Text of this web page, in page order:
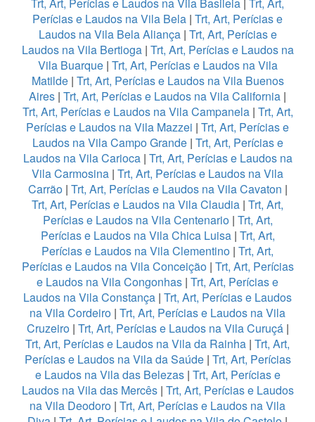
Trt, Art, Perícias e Laudos na Vila Basileia | Trt, Art,
Perícias e Laudos na Vila Bela | Trt, Art, Perícias e
Laudos na Vila Bela Aliança| Trt, Art, Perícias e
Laudos na Vila Bertioga| Trt, Art, Perícias e Laudos na
Vila Buarque| Trt, Art, Perícias e Laudos na Vila
Matilde| Trt, Art, Perícias e Laudos na Vila Buenos
Aires | Trt, Art, Perícias e Laudos na Vila California |
Trt, Art, Perícias e Laudos na Vila Campanela| Trt, Art,
Perícias e Laudos na Vila Mazzei | Trt, Art, Perícias e
Laudos na Vila Campo Grande| Trt, Art, Perícias e
Laudos na Vila Carioca| Trt, Art, Perícias e Laudos na
Vila Carmosina | Trt, Art, Perícias e Laudos na Vila
Carrão| Trt, Art, Perícias e Laudos na Vila Cavaton |
Trt, Art, Perícias e Laudos na Vila Claudia | Trt, Art,
Perícias e Laudos na Vila Centenario| Trt, Art,
Perícias e Laudos na Vila Chica Luisa | Trt, Art,
Perícias e Laudos na Vila Clementino | Trt, Art,
Perícias e Laudos na Vila Conceição| Trt, Art, Perícias
e Laudos na Vila Congonhas | Trt, Art, Perícias e
Laudos na Vila Constança | Trt, Art, Perícias e Laudos
na Vila Cordeiro | Trt, Art, Perícias e Laudos na Vila
Cruzeiro | Trt, Art, Perícias e Laudos na Vila Curuçá |
Trt, Art, Perícias e Laudos na Vila da Rainha | Trt, Art,
Perícias e Laudos na Vila da Saúde| Trt, Art, Perícias
e Laudos na Vila das Belezas| Trt, Art, Perícias e
Laudos na Vila das Mercês| Trt, Art, Perícias e Laudos
na Vila Deodoro | Trt, Art, Perícias e Laudos na Vila